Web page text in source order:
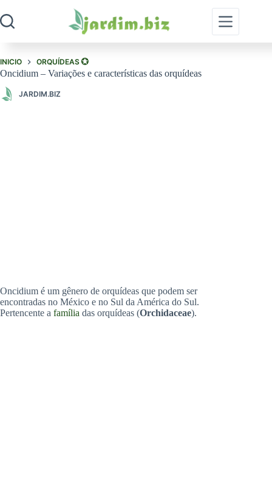
para
o
INICIO ORQUÍDEAS 💮
Oncidium – Variações e características das orquídeas
JARDIM.BIZ
Oncidium é um gênero de orquídeas que podem ser
encontradas no México e no Sul da América do Sul.
Pertencente a família das orquídeas (Orchidaceae).